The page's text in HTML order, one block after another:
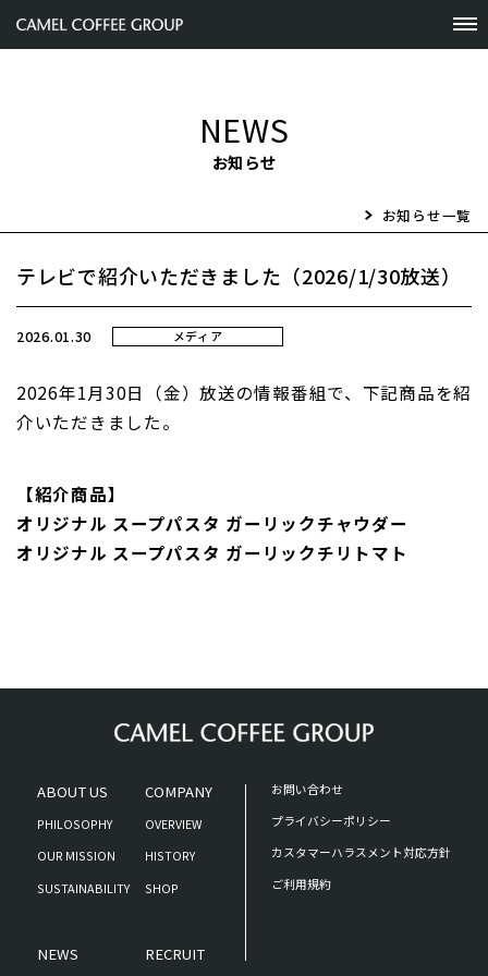
NEWS
お知らせ
お知らせ一覧
テレビで紹介いただきました（2026/1/30放送）
2026.01.30 メディア
2026年1月30日（金）放送の情報番組で、下記商品を紹
介いただきました。
【紹介商品】
オリジナル スープパスタ ガーリックチャウダー
オリジナル スープパスタ ガーリックチリトマト
ABOUT US
PHILOSOPHY
OUR MISSION
SUSTAINABILITY
COMPANY
OVERVIEW
HISTORY
SHOP
NEWS RECRUIT
お問い合わせ
プライバシーポリシー
カスタマーハラスメント対応方針
ご利用規約